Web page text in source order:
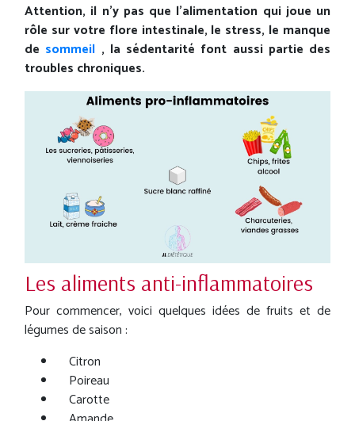
Attention, il n’y pas que l’alimentation qui joue un
rôle sur votre flore intestinale, le stress, le manque
de sommeil , la sédentarité font aussi partie des
troubles chroniques.
Les aliments anti-inflammatoires
Pour commencer, voici quelques idées de fruits et de
légumes de saison :
Citron
Poireau
Carotte